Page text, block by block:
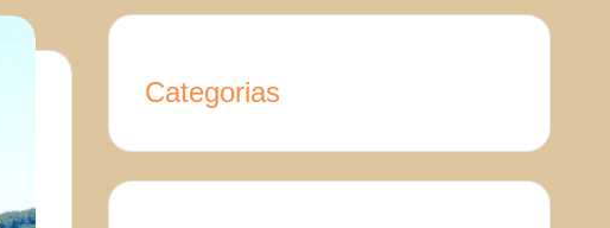
Categorias